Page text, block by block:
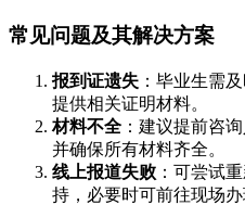
常见问题及其解决方案
报到证遗失 ：毕业生需
提供相关证明材料。
材料不全 ：建议提前咨
并确保所有材料齐全。
线上报道失败 ：可尝试
持，必要时可前往现场办